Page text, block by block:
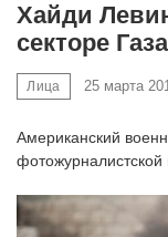
Хайди
секторе Газа
Лица 25 марта
Американский